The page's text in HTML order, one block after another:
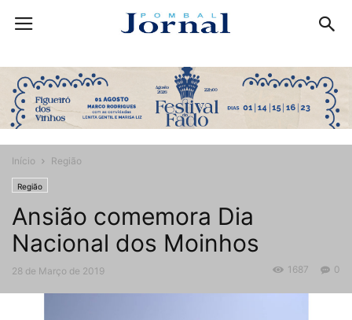
Início Região
Região
Ansião comemora Dia
Nacional dos Moinhos
28 de Março de 2019 0
1687